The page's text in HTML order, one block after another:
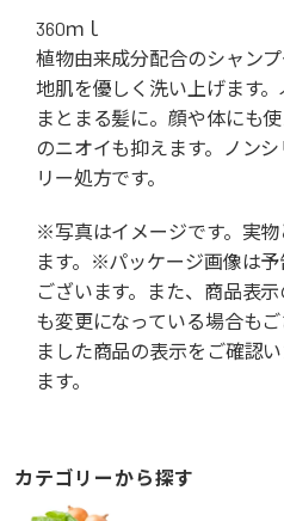
360ｍｌ
植物由来成分配合のシャン
地肌を優しく洗い上げます
まとまる髪に。顔や体にも
のニオイも抑えます。ノン
リー処方です。
※写真はイメージです。実
ます。※パッケージ画像は
ございます。また、商品表
も変更になっている場合も
ました商品の表示をご確認
ます。
カテゴリーから探す